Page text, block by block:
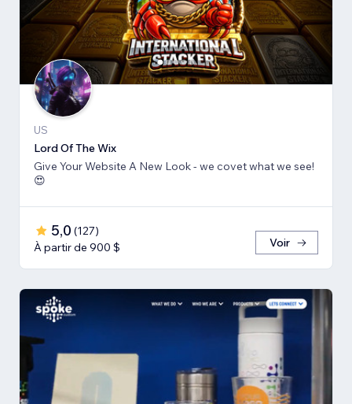
US
Lord Of The Wix
Give Your Website A New Look - we covet what we see!
😍
5,0 (127)
À partir de 900 $
Voir